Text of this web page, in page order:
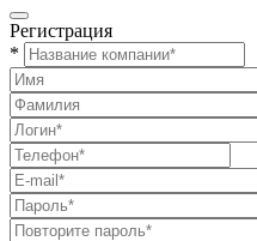
Регистрация
*